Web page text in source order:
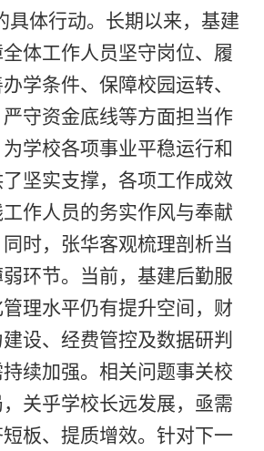
具体行动。长期以来，基建
体工作人员坚守岗位、履
学条件、保障校园运转、
守资金底线等方面担当作
学校各项事业平稳运行和
坚实支撑，各项工作成效
作人员的务实作风与奉献
时，张华客观梳理剖析当
环节。当前，基建后勤服
理水平仍有提升空间，财
设、经费管控及数据研判
续加强。相关问题事关校
关乎学校长远发展，亟需
板、提质增效。针对下一